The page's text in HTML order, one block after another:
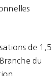
de 1,5
du